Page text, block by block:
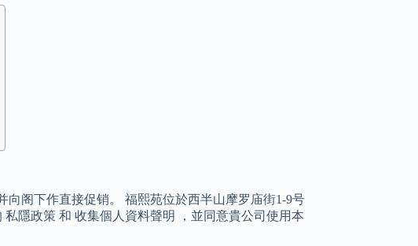
阁下作直接促销。 福熙苑位於西半山摩罗庙街1-9号
隱政策 和 收集個人資料聲明 ，並同意貴公司使用本